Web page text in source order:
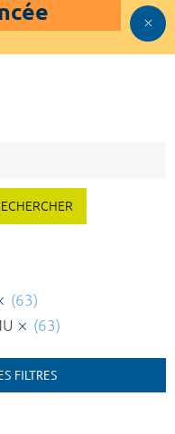
(63)
(63)
FILTRES